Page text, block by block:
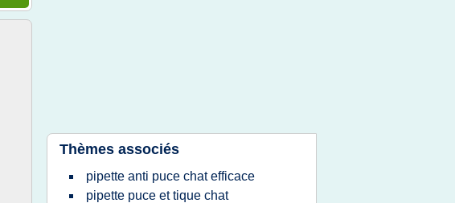
Thèmes associés
pipette anti puce chat efficace
pipette puce et tique chat